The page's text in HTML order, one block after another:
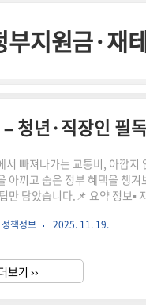
지원금·재
청년·직장인 필
서 빠져나가는 교통비, 아깝
아끼고 숨은 정부 혜택을 챙
만 담았습니다.📌 요약 정보▪
드 충전▪ 신청 시기: 지자체별
등록 후 매월 환급받고 있어
는 생각이 들었습니다.이 글의
책정보 2025. 11. 19.
보기 ››